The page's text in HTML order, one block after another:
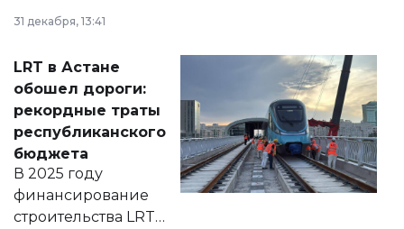
города на 2026–
2028 годы.
документ
появился в базе
нормативных
правовых актов и
на сайте маслихат
города.
31 декабря, 13:41
LRT в Астане
обошел дороги:
рекордные траты
республиканского
бюджета
В 2025 году
финансирование
строительства LRT